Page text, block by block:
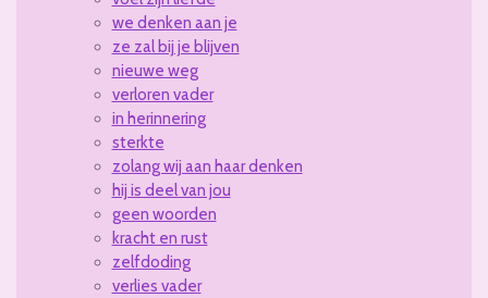
we denken aan je
ze zal bij je blijven
nieuwe weg
verloren vader
in herinnering
sterkte
zolang wij aan haar denken
hij is deel van jou
geen woorden
kracht en rust
zelfdoding
verlies vader